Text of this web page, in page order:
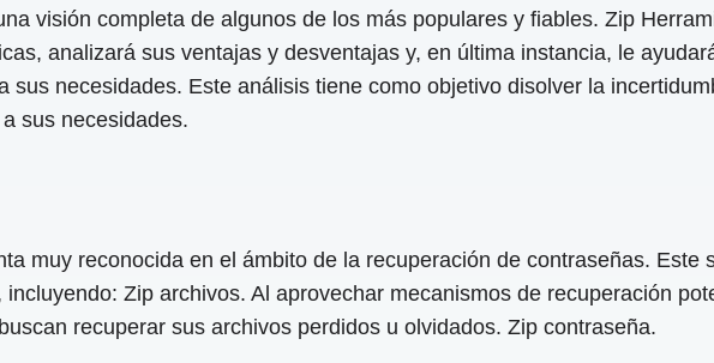
visión completa de algunos de los más populares y fiables. Zip
analizará sus ventajas y desventajas y, en última instancia, le
sus necesidades. Este análisis tiene como objetivo disolver la
sus necesidades.
muy reconocida en el ámbito de la recuperación de contraseñas.
Zip archivos. Al aprovechar mecanismos de recuperación
recuperar sus archivos perdidos u olvidados. Zip contraseña.